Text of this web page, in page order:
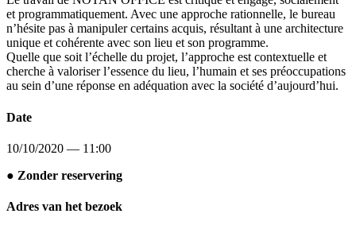
et programmatiquement. Avec une approche rationnelle, le bureau
n’hésite pas à manipuler certains acquis, résultant à une architecture
unique et cohérente avec son lieu et son programme.
Quelle que soit l’échelle du projet, l’approche est contextuelle et
cherche à valoriser l’essence du lieu, l’humain et ses préoccupations
au sein d’une réponse en adéquation avec la société d’aujourd’hui.
Date
10/10/2020 — 11:00
● Zonder reservering
Adres van het bezoek